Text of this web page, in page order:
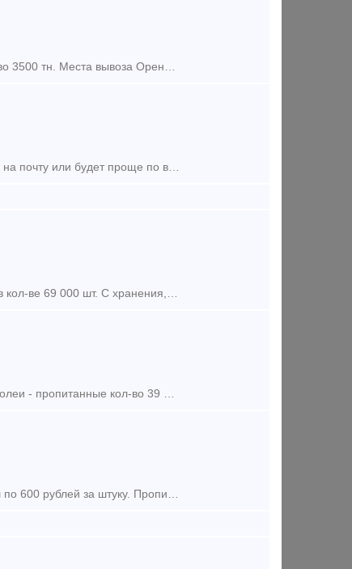
Предложение (продажа) Продаю рельсы Р-65 с хранения 2006-2008 гг. кол-во 3500 тн. Места вывоза Оренбургская обл. Челябинская обл. Курганская обл. Самовывоз!
Добрый день. Мне нужны эти распылители в размере 1500шт напишите мне на почту или будет проще по ватсапу.
Предложение (продажа) Продаю Шпалы деревянные с пропиткой тип 1 и 2 в кол-ве 69 000 шт. С хранения, год изг. 2007-2014. Места складов станции Тюрлема, Зуевка, И
Предложение (продажа) Шпалы деревянные для железных дорог широкой колеи - пропитанные кол-во 39 000 шт. 2008-2010 г.изг. в хорошем состояние. Подробнее по запросу.
Предложение (продажа) В наличии на складах хранения более 25 000 шпал по 600 рублей за штуку. Пропитанные, 1 и 2 тип. Сертификат прилагается. Торг уместен. Цена варьиру